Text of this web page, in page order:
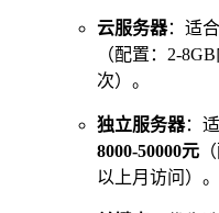
云服务器：适
（配置：2-
次）。
独立服务器：
8000-50000元
以上月访问）。